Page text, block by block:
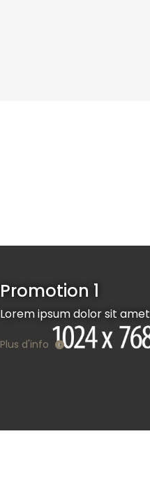
Promotion 1
Lorem ipsum dolor sit amet
Plus d'info